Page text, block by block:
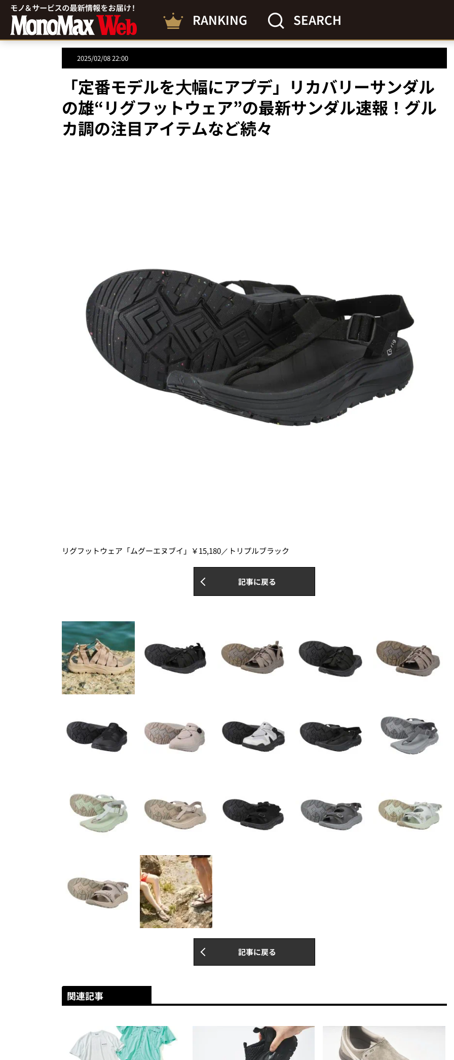
RANKING SEARCH
2025/02/08 22:00
「定番モデルを⼤幅にアプデ」リカバリーサンダル
の雄“リグフットウェア”の最新サンダル速報！グル
カ調の注目アイテムなど続々
リグフットウェア「ムグーエヌブイ」￥15,180／トリプルブラック
記事に戻る
記事に戻る
関連記事